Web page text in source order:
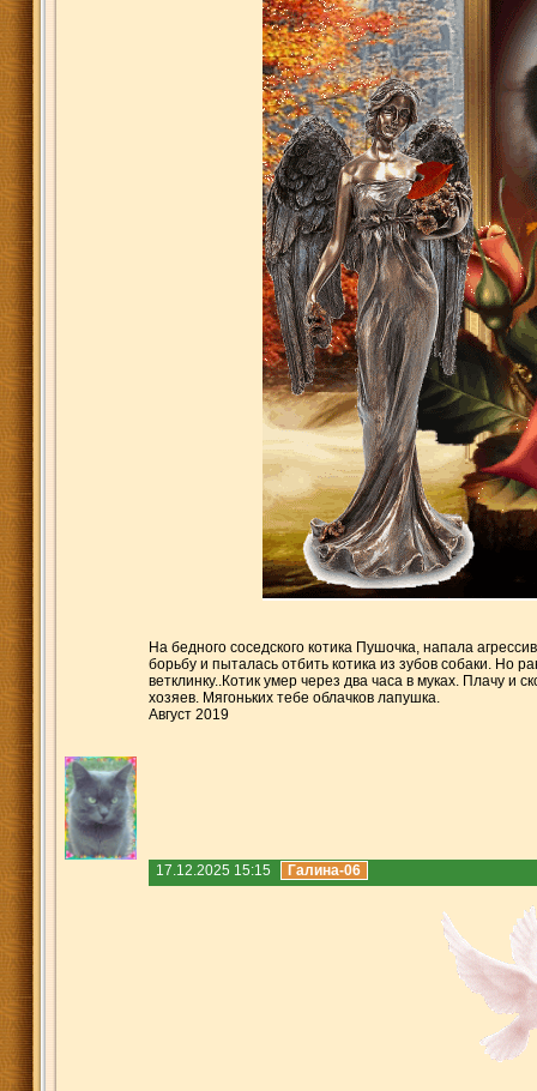
На бедного соседского котика Пушочка, напала
борьбу и пыталась отбить котика из зубов собаки. Но
ветклинку..Котик умер через два часа в муках. Плачу и
хозяев. Мягоньких тебе облачков лапушка.
Август 2019
17.12.2025 15:15 Галина-06